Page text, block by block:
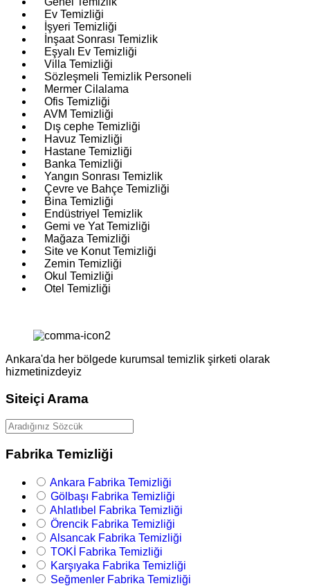
Ev Temizliği
İşyeri Temizliği
İnşaat Sonrası Temizlik
Eşyalı Ev Temizliği
Villa Temizliği
Sözleşmeli Temizlik Personeli
Mermer Cilalama
Ofis Temizliği
AVM Temizliği
Dış cephe Temizliği
Havuz Temizliği
Hastane Temizliği
Banka Temizliği
Yangın Sonrası Temizlik
Çevre ve Bahçe Temizliği
Bina Temizliği
Endüstriyel Temizlik
Gemi ve Yat Temizliği
Mağaza Temizliği
Site ve Konut Temizliği
Zemin Temizliği
Okul Temizliği
Otel Temizliği
Ankara'da her bölgede kurumsal temizlik şirketi olarak
hizmetinizdeyiz
Siteiçi Arama
Fabrika Temizliği
Ankara Fabrika Temizliği
Gölbaşı Fabrika Temizliği
Ahlatlıbel Fabrika Temizliği
Örencik Fabrika Temizliği
Alsancak Fabrika Temizliği
TOKİ Fabrika Temizliği
Karşıyaka Fabrika Temizliği
Seğmenler Fabrika Temizliği